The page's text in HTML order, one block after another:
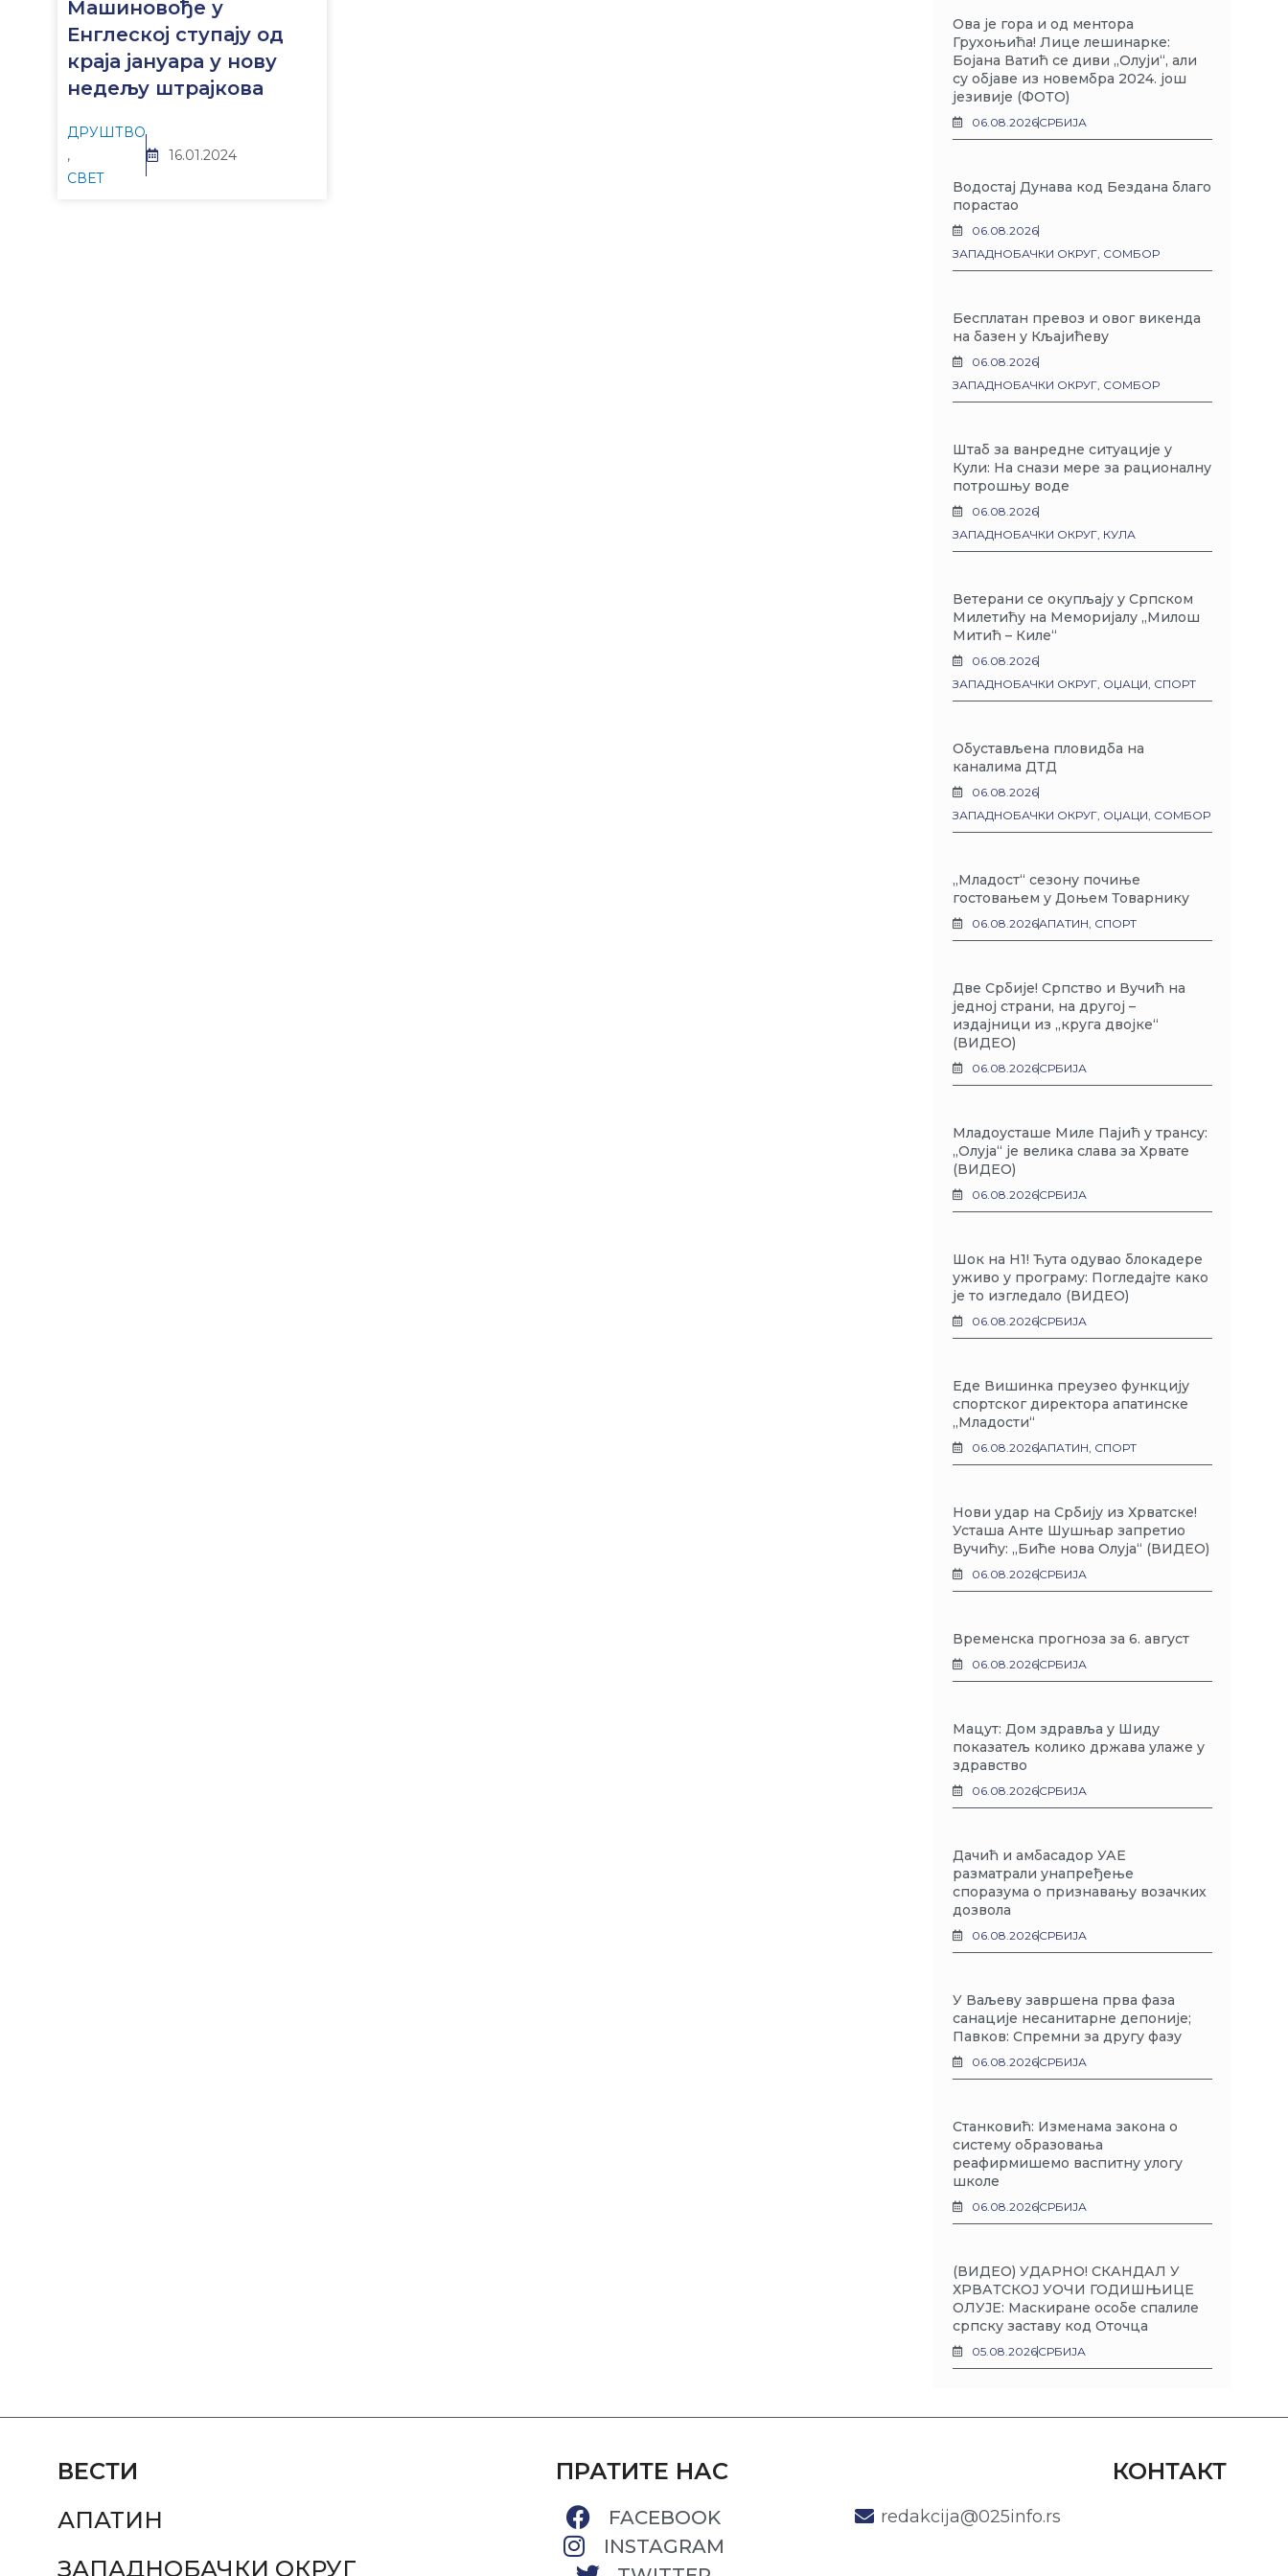
Машиновође у
Енглеској ступају од
краја јануара у нову
недељу штрајкова
ДРУШТВО
,
СВЕТ
16.01.2024
Ова је гора и од ментора
Грухоњића! Лице лешинарке:
Бојана Ватић се диви „Олуји“, али
су објаве из новембра 2024. још
језивије (ФОТО)
06.08.2026СРБИЈА
Водостај Дунава код Бездана благо
порастао
06.08.2026
ЗАПАДНОБАЧКИ ОКРУГ, СОМБОР
Бесплатан превоз и овог викенда
на базен у Кљајићеву
06.08.2026
ЗАПАДНОБАЧКИ ОКРУГ, СОМБОР
Штаб за ванредне ситуације у
Кули: На снази мере за рационалну
потрошњу воде
06.08.2026
ЗАПАДНОБАЧКИ ОКРУГ, КУЛА
Ветерани се окупљају у Српском
Милетићу на Меморијалу „Милош
Митић – Киле“
06.08.2026
ЗАПАДНОБАЧКИ ОКРУГ, ОЏАЦИ, СПОРТ
Обустављена пловидба на
каналима ДТД
06.08.2026
ЗАПАДНОБАЧКИ ОКРУГ, ОЏАЦИ, СОМБОР
„Младост“ сезону почиње
гостовањем у Доњем Товарнику
06.08.2026АПАТИН, СПОРТ
Две Србије! Српство и Вучић на
једној страни, на другој –
издајници из „круга двојке“
(ВИДЕО)
06.08.2026СРБИЈА
Младоусташе Миле Пајић у трансу:
„Олуја“ је велика слава за Хрвате
(ВИДЕО)
06.08.2026СРБИЈА
Шок на Н1! Ћута одувао блокадере
уживо у програму: Погледајте како
је то изгледало (ВИДЕО)
06.08.2026СРБИЈА
Еде Вишинка преузео функцију
спортског директора апатинске
„Младости“
06.08.2026АПАТИН, СПОРТ
Нови удар на Србију из Хрватске!
Усташа Анте Шушњар запретио
Вучићу: „Биће нова Олуја“ (ВИДЕО)
06.08.2026СРБИЈА
Временска прогноза за 6. август
06.08.2026СРБИЈА
Мацут: Дом здравља у Шиду
показатељ колико држава улаже у
здравство
06.08.2026СРБИЈА
Дачић и амбасадор УАЕ
разматрали унапређење
споразума о признавању возачких
дозвола
06.08.2026СРБИЈА
У Ваљеву завршена прва фаза
санације несанитарне депоније;
Павков: Спремни за другу фазу
06.08.2026СРБИЈА
Станковић: Изменама закона о
систему образовања
реафирмишемо васпитну улогу
школе
06.08.2026СРБИЈА
(ВИДЕО) УДАРНО! СКАНДАЛ У
ХРВАТСКОЈ УОЧИ ГОДИШЊИЦЕ
ОЛУЈЕ: Маскиране особе спалиле
српску заставу код Оточца
05.08.2026СРБИЈА
ВЕСТИ
АПАТИН
ЗАПАДНОБАЧКИ ОКРУГ
ПРАТИТЕ НАС
FACEBOOK
INSTAGRAM
КОНТАКТ
redakcija@025info.rs